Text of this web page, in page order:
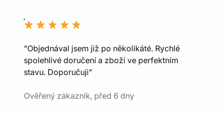
"Objednával jsem již po několikáté. Rychlé
spolehlivé doručení a zboží ve perfektním
stavu. Doporučuji"
Ověřený zákazník, před 6 dny